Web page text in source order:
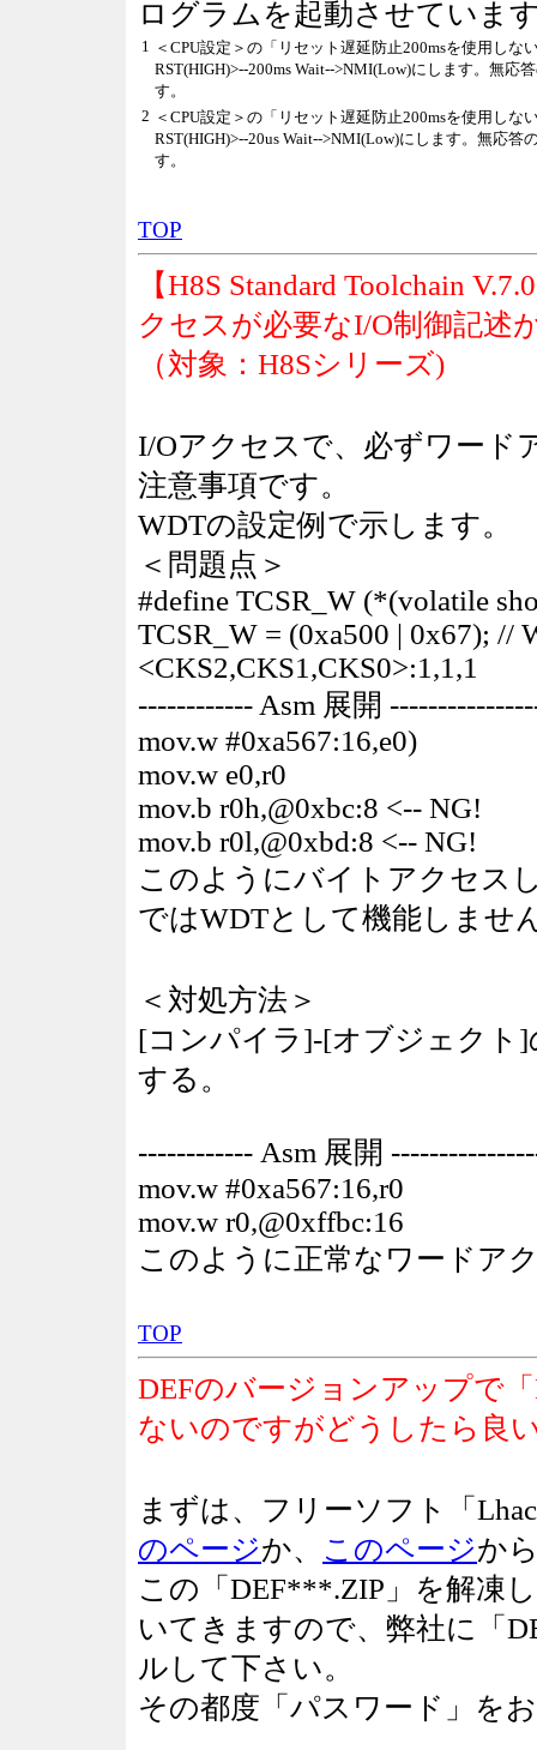
ログラムを起動させていま
1 ＜CPU設定＞の「リセット遅延防止200msを使用しな
RST(HIGH)>--200ms Wait-->NMI(Low)にします。無応
す。
2 ＜CPU設定＞の「リセット遅延防止200msを使用しな
RST(HIGH)>--20us Wait-->NMI(Low)にします。無応
す。
TOP
【H8S Standard Toolchain
クセスが必要なI/O制御記述
（対象：H8Sシリーズ)
I/Oアクセスで、必ずワード
注意事項です。
WDTの設定例で示します。
＜問題点＞
#define TCSR_W (*(volatile
TCSR_W = (0xa500 | 0x67); //
<CKS2,CKS1,CKS0>:1,1,1
------------ Asm 展開
mov.w #0xa567:16,e0)
mov.w e0,r0
mov.b r0h,@0xbc:8 <-- NG!
mov.b r0l,@0xbd:8 <-- NG!
このようにバイトアクセス
ではWDTとして機能しませ
＜対処方法＞
[コンパイラ]-[オブジェクト
する。
------------ Asm 展開
mov.w #0xa567:16,r0
mov.w r0,@0xffbc:16
このように正常なワードア
TOP
DEFのバージョンアップで
ないのですがどうしたら良
まずは、フリーソフト「
のページか、 このページか
この「DEF***.ZIP」を解凍
いてきますので、弊社に「
ルして下さい。
その都度「パスワード」を